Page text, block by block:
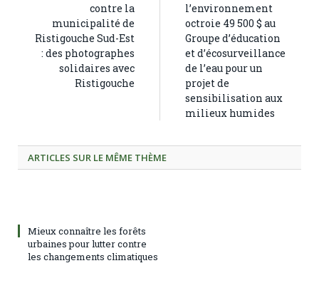
contre la
municipalité de
Ristigouche Sud-Est
: des photographes
solidaires avec
Ristigouche
l’environnement
octroie 49 500 $ au
Groupe d’éducation
et d’écosurveillance
de l’eau pour un
projet de
sensibilisation aux
milieux humides
ARTICLES SUR LE MÊME THÈME
Mieux connaître les forêts
urbaines pour lutter contre
les changements climatiques